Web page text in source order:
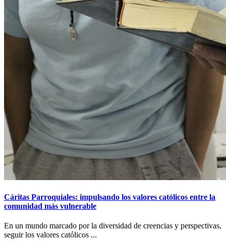
Cáritas Parroquiales: impulsando los valores católicos entre la
comunidad más vulnerable
En un mundo marcado por la diversidad de creencias y perspectivas,
seguir los valores católicos ...